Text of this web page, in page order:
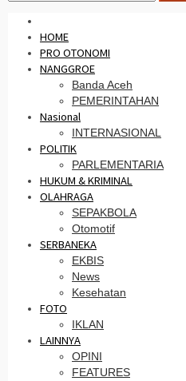
HOME
PRO OTONOMI
NANGGROE
Banda Aceh
PEMERINTAHAN
Nasional
INTERNASIONAL
POLITIK
PARLEMENTARIA
HUKUM & KRIMINAL
OLAHRAGA
SEPAKBOLA
Otomotif
SERBANEKA
EKBIS
News
Kesehatan
FOTO
IKLAN
LAINNYA
OPINI
FEATURES